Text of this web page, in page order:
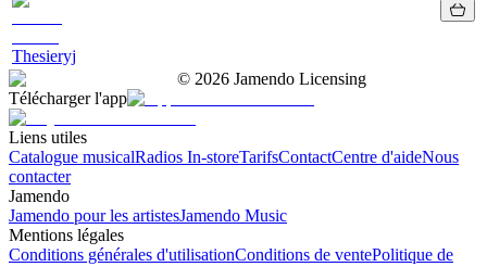
Thesieryj
© 2026 Jamendo Licensing
Télécharger l'app
Liens utiles
Catalogue musicalRadios In-storeTarifsContactCentre d'aideNous
contacter
Jamendo
Jamendo pour les artistesJamendo Music
Mentions légales
Conditions générales d'utilisationConditions de ventePolitique de